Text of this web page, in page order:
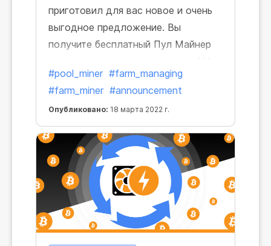
приготовил для вас новое и очень
выгодное предложение. Вы
получите бесплатный Пул Майнер
он будет приносить доход даже во
время пробного периода!
#pool_miner #farm_managing
#farm_miner #announcement
Опубликовано: 18 марта 2022 г.